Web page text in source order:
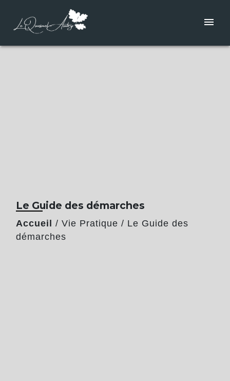
menu
Le Guide des démarches
Accueil / Vie Pratique / Le Guide des
démarches